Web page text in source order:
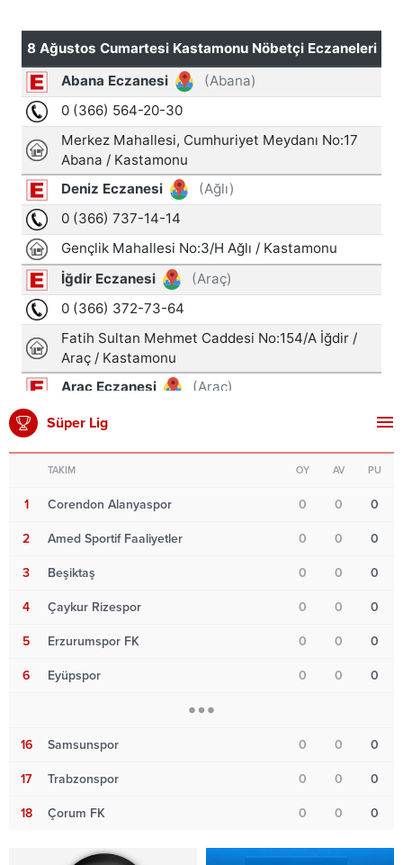
Süper Lig
TAKIM OY AV PU
1 Corendon Alanyaspor 0 0 0
2 Amed Sportif Faaliyetler 0 0 0
3 Beşiktaş 0 0 0
4 Çaykur Rizespor 0 0 0
5 Erzurumspor FK 0 0 0
6 Eyüpspor 0 0 0
16 Samsunspor 0 0 0
17 Trabzonspor 0 0 0
18 Çorum FK 0 0 0